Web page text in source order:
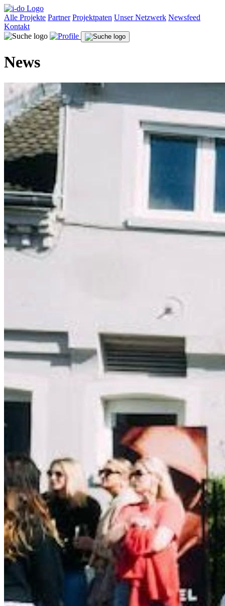
Alle Projekte Partner Projektpaten Unser Netzwerk Newsfeed
Kontakt
News